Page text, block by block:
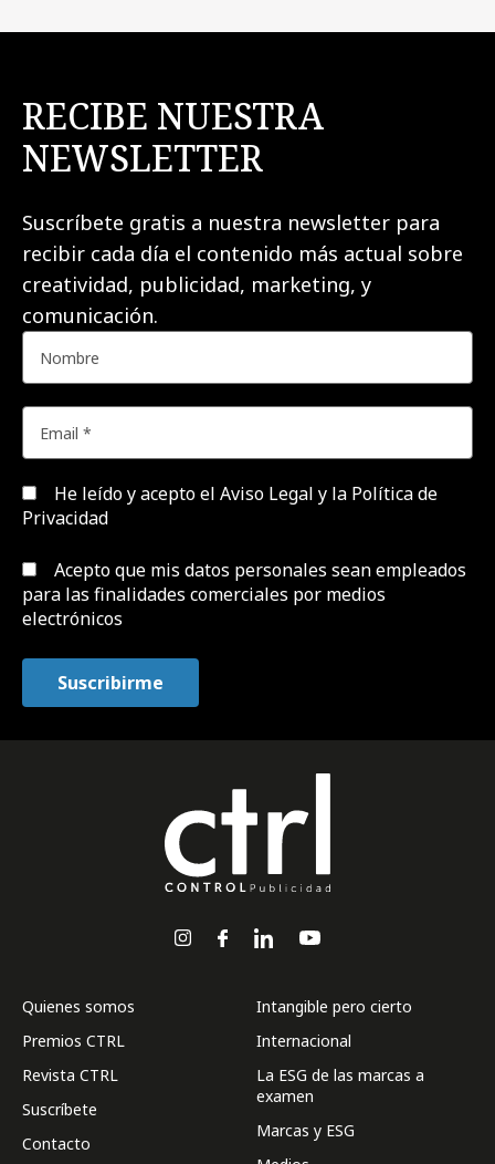
RECIBE NUESTRA
NEWSLETTER
Suscríbete gratis a nuestra newsletter para
recibir cada día el contenido más actual sobre
creatividad, publicidad, marketing, y
comunicación.
He leído y acepto el Aviso Legal y la Política de
Privacidad
Acepto que mis datos personales sean empleados
para las finalidades comerciales por medios
electrónicos
Quienes somos
Premios CTRL
Revista CTRL
Suscríbete
Contacto
Intangible pero cierto
Internacional
La ESG de las marcas a
examen
Marcas y ESG